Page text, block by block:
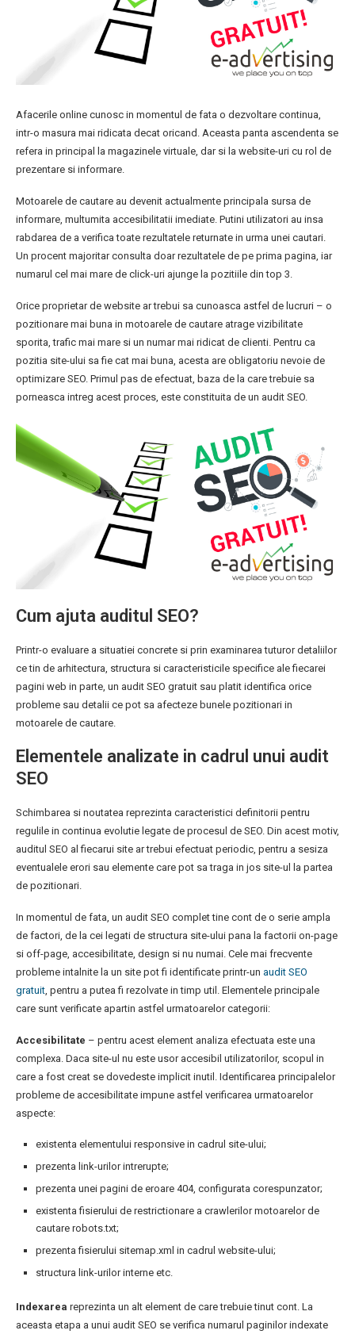
Afacerile online cunosc in momentul de fata o dezvoltare continua,
intr-o masura mai ridicata decat oricand. Aceasta panta ascendenta se
refera in principal la magazinele virtuale, dar si la website-uri cu rol de
prezentare si informare.
Motoarele de cautare au devenit actualmente principala sursa de
informare, multumita accesibilitatii imediate. Putini utilizatori au insa
rabdarea de a verifica toate rezultatele returnate in urma unei cautari.
Un procent majoritar consulta doar rezultatele de pe prima pagina, iar
numarul cel mai mare de click-uri ajunge la pozitiile din top 3.
Orice proprietar de website ar trebui sa cunoasca astfel de lucruri – o
pozitionare mai buna in motoarele de cautare atrage vizibilitate
sporita, trafic mai mare si un numar mai ridicat de clienti. Pentru ca
pozitia site-ului sa fie cat mai buna, acesta are obligatoriu nevoie de
optimizare SEO. Primul pas de efectuat, baza de la care trebuie sa
porneasca intreg acest proces, este constituita de un audit SEO.
Cum ajuta auditul SEO?
Printr-o evaluare a situatiei concrete si prin examinarea tuturor detaliilor
ce tin de arhitectura, structura si caracteristicile specifice ale fiecarei
pagini web in parte, un audit SEO gratuit sau platit identifica orice
probleme sau detalii ce pot sa afecteze bunele pozitionari in
motoarele de cautare.
Elementele analizate in cadrul unui audit
SEO
Schimbarea si noutatea reprezinta caracteristici definitorii pentru
regulile in continua evolutie legate de procesul de SEO. Din acest motiv,
auditul SEO al fiecarui site ar trebui efectuat periodic, pentru a sesiza
eventualele erori sau elemente care pot sa traga in jos site-ul la partea
de pozitionari.
In momentul de fata, un audit SEO complet tine cont de o serie ampla
de factori, de la cei legati de structura site-ului pana la factorii on-page
si off-page, accesibilitate, design si nu numai. Cele mai frecvente
probleme intalnite la un site pot fi identificate printr-un audit SEO
gratuit , pentru a putea fi rezolvate in timp util. Elementele principale
care sunt verificate apartin astfel urmatoarelor categorii:
Accesibilitate – pentru acest element analiza efectuata este una
complexa. Daca site-ul nu este usor accesibil utilizatorilor, scopul in
care a fost creat se dovedeste implicit inutil. Identificarea principalelor
probleme de accesibilitate impune astfel verificarea urmatoarelor
aspecte:
existenta elementului responsive in cadrul site-ului;
prezenta link-urilor intrerupte;
prezenta unei pagini de eroare 404, configurata corespunzator;
existenta fisierului de restrictionare a crawlerilor motoarelor de
cautare robots.txt;
prezenta fisierului sitemap.xml in cadrul website-ului;
structura link-urilor interne etc.
Indexarea reprezinta un alt element de care trebuie tinut cont. La
aceasta etapa a unui audit SEO se verifica numarul paginilor indexate